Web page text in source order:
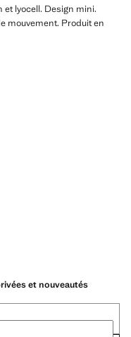
et lyocell. Design mini.
mouvement. Produit en
et nouveautés